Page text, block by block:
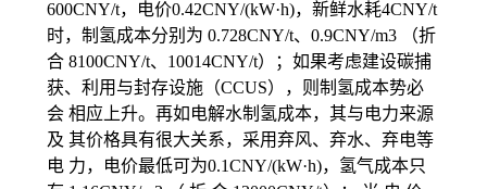
600CNY/t，电价0.42CNY/(kW·h)，新鲜水耗4CNY/t
时，制氢成本分别为 0.728CNY/t、0.9CNY/m3 （折
合 8100CNY/t、10014CNY/t）；如果考虑建设碳捕
获、利用与封存设施（CCUS），则制氢成本势必
会 相应上升。再如电解水制氢成本，其与电力来源
及 其价格具有很大关系，采用弃风、弃水、弃电等
电 力，电价最低可为0.1CNY/(kW·h)，氢气成本只